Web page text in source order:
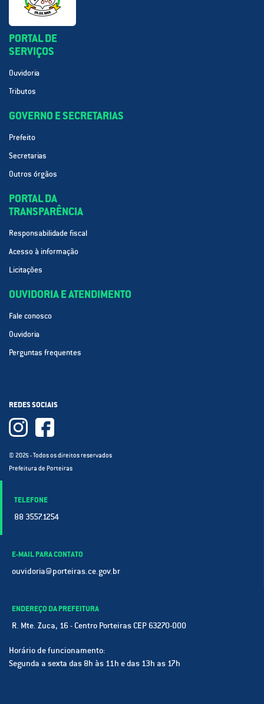
PORTAL DE
SERVIÇOS
Ouvidoria
Tributos
GOVERNO E SECRETARIAS
Prefeito
Secretarias
Outros órgãos
PORTAL DA
TRANSPARÊNCIA
Responsabilidade fiscal
Acesso à informação
Licitações
OUVIDORIA E ATENDIMENTO
Fale conosco
Ouvidoria
Perguntas frequentes
REDES SOCIAIS
© 2025 - Todos os direitos reservados
Prefeitura de Porteiras
TELEFONE
88 3557.1254
E-MAIL PARA CONTATO
ouvidoria@porteiras.ce.gov.br
ENDEREÇO DA PREFEITURA
R. Mte. Zuca, 16 - Centro Porteiras CEP 63270-000
Horário de funcionamento:
Segunda a sexta das 8h às 11h e das 13h as 17h